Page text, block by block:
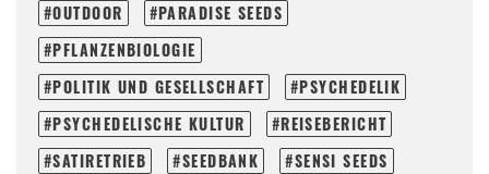
OUTDOOR
PARADISE SEEDS
PFLANZENBIOLOGIE
POLITIK UND GESELLSCHAFT
PSYCHEDELIK
PSYCHEDELISCHE KULTUR
REISEBERICHT
SATIRETRIEB
SEEDBANK
SENSI SEEDS